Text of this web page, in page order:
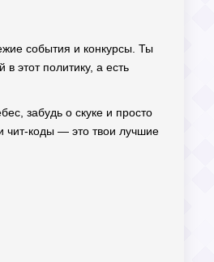
события и конкурсы. Ты
этот политику, а есть
забудь о скуке и просто
чит-коды — это твои лучшие